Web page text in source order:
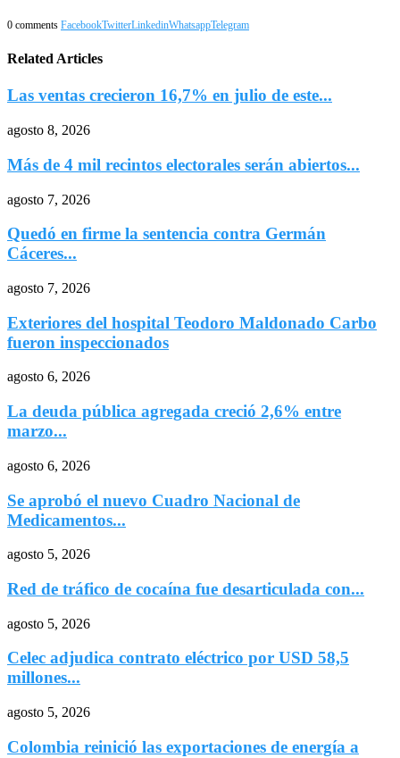
0 comments FacebookTwitterLinkedinWhatsappTelegram
Related Articles
Las ventas crecieron 16,7% en julio de este...
agosto 8, 2026
Más de 4 mil recintos electorales serán abiertos...
agosto 7, 2026
Quedó en firme la sentencia contra Germán
Cáceres...
agosto 7, 2026
Exteriores del hospital Teodoro Maldonado Carbo
fueron inspeccionados
agosto 6, 2026
La deuda pública agregada creció 2,6% entre
marzo...
agosto 6, 2026
Se aprobó el nuevo Cuadro Nacional de
Medicamentos...
agosto 5, 2026
Red de tráfico de cocaína fue desarticulada con...
agosto 5, 2026
Celec adjudica contrato eléctrico por USD 58,5
millones...
agosto 5, 2026
Colombia reinició las exportaciones de energía a